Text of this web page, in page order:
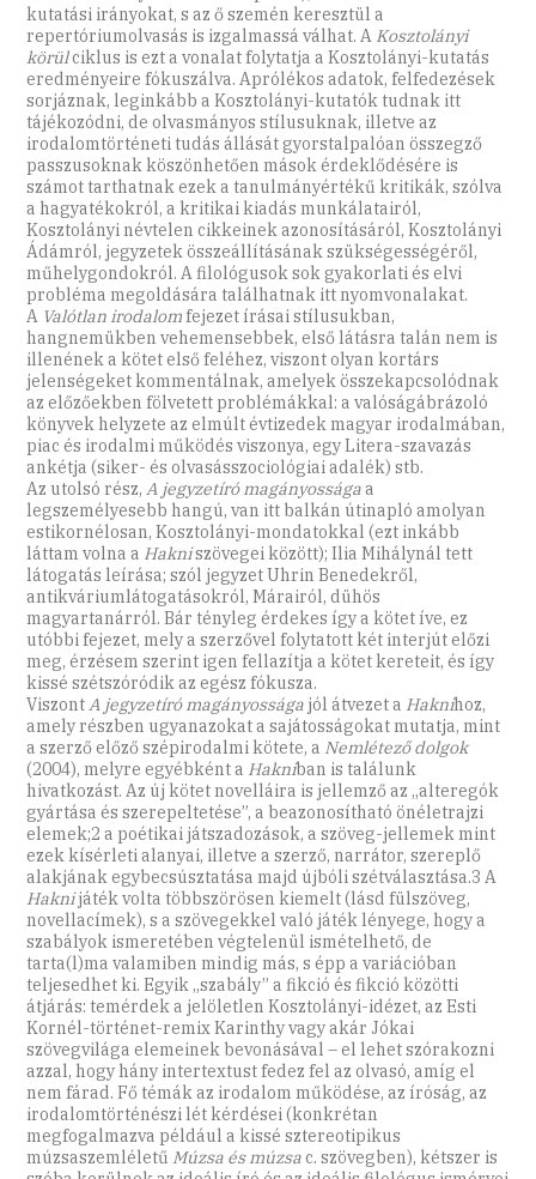
kutatási irányokat, s az ő szemén keresztül a
repertóriumolvasás is izgalmassá válhat. A Kosztolányi
körülciklus is ezt a vonalat folytatja a Kosztolányi-kutatás
eredményeire fókuszálva. Aprólékos adatok, felfedezések
sorjáznak, leginkább a Kosztolányi-kutatók tudnak itt
tájékozódni, de olvasmányos stílusuknak, illetve az
irodalomtörténeti tudás állását gyorstalpalóan összegző
passzusoknak köszönhetően mások érdeklődésére is
számot tarthatnak ezek a tanulmányértékű kritikák, szólva
a hagyatékokról, a kritikai kiadás munkálatairól,
Kosztolányi névtelen cikkeinek azonosításáról, Kosztolányi
Ádámról, jegyzetek összeállításának szükségességéről,
műhelygondokról. A filológusok sok gyakorlati és elvi
probléma megoldására találhatnak itt nyomvonalakat.
A Valótlan irodalomfejezet írásai stílusukban,
hangnemükben vehemensebbek, első látásra talán nem is
illenének a kötet első feléhez, viszont olyan kortárs
jelenségeket kommentálnak, amelyek összekapcsolódnak
az előzőekben fölvetett problémákkal: a valóságábrázoló
könyvek helyzete az elmúlt évtizedek magyar irodalmában,
piac és irodalmi működés viszonya, egy Litera-szavazás
ankétja (siker- és olvasásszociológiai adalék) stb.
Az utolsó rész,A jegyzetíró magányosságaa
legszemélyesebb hangú, van itt balkán útinapló amolyan
estikornélosan, Kosztolányi-mondatokkal (ezt inkább
láttam volna a Hakniszövegei között); Ilia Mihálynál tett
látogatás leírása; szól jegyzet Uhrin Benedekről,
antikváriumlátogatásokról, Márairól, dühös
magyartanárról. Bár tényleg érdekes így a kötet íve, ez
utóbbi fejezet, mely a szerzővel folytatott két interjút előzi
meg, érzésem szerint igen fellazítja a kötet kereteit, és így
kissé szétszóródik az egész fókusza.
ViszontA jegyzetíró magányossága jól átvezet a Haknihoz,
amely részben ugyanazokat a sajátosságokat mutatja, mint
a szerző előző szépirodalmi kötete, a Nemlétező dolgok
(2004), melyre egyébként a Hakniban is találunk
hivatkozást. Az új kötet novelláira is jellemző az „alteregók
gyártása és szerepeltetése”, a beazonosítható önéletrajzi
elemek;2 a poétikai játszadozások, a szöveg-jellemek mint
ezek kísérleti alanyai, illetve a szerző, narrátor, szereplő
alakjának egybecsúsztatása majd újbóli szétválasztása.3 A
Haknijáték volta többszörösen kiemelt (lásd fül­szöveg,
novellacímek), s a szövegekkel való játék lényege, hogy a
szabályok ismeretében végtelenül ismételhető, de
tarta(l)ma valamiben mindig más, s épp a variációban
teljesedhet ki. Egyik „szabály” a fikció és fikció közötti
átjárás: temérdek a jelöletlen Kosztolányi-idézet, az Esti
Kornél-történet-remix Karinthy vagy akár Jókai
szövegvilága elemeinek bevonásával – el lehet szórakozni
azzal, hogy hány intertextust fedez fel az olvasó, amíg el
nem fárad. Fő témák az irodalom működése, az íróság, az
irodalomtörténészi lét kérdései (konkrétan
megfogalmazva például a kissé sztereotipikus
múzsaszemléletű Múzsa és múzsac. szövegben), kétszer is